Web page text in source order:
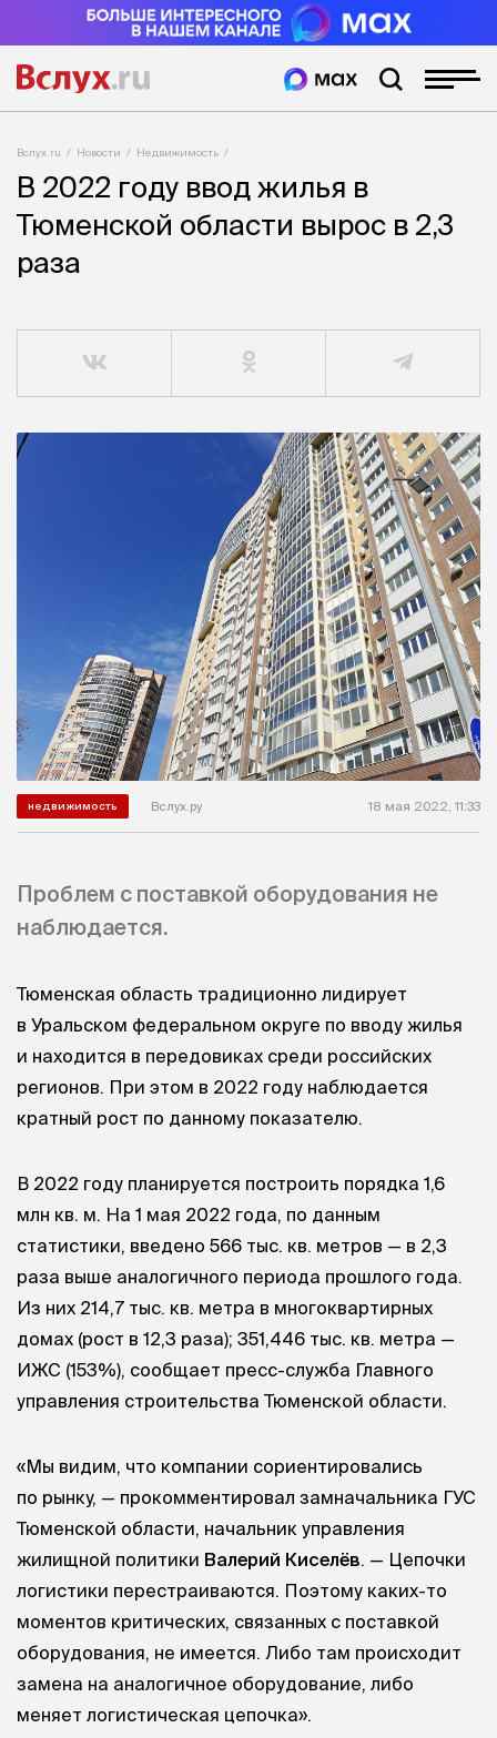
Вслух.ru Новости Недвижимость
В 2022 году ввод жилья в
Тюменской области вырос в 2,3
раза
недвижимость Вслух.ру 18 мая 2022, 11:33
Проблем с поставкой оборудования не
наблюдается.
Тюменская область традиционно лидирует
в Уральском федеральном округе по вводу жилья
и находится в передовиках среди российских
регионов. При этом в 2022 году наблюдается
кратный рост по данному показателю.
В 2022 году планируется построить порядка 1,6
млн кв. м. На 1 мая 2022 года, по данным
статистики, введено 566 тыс. кв. метров — в 2,3
раза выше аналогичного периода прошлого года.
Из них 214,7 тыс. кв. метра в многоквартирных
домах (рост в 12,3 раза); 351,446 тыс. кв. метра —
ИЖС (153%), сообщает пресс-служба Главного
управления строительства Тюменской области.
«Мы видим, что компании сориентировались
по рынку, — прокомментировал замначальника ГУС
Тюменской области, начальник управления
жилищной политики Валерий Киселёв. — Цепочки
логистики перестраиваются. Поэтому каких-то
моментов критических, связанных с поставкой
оборудования, не имеется. Либо там происходит
замена на аналогичное оборудование, либо
меняет логистическая цепочка».